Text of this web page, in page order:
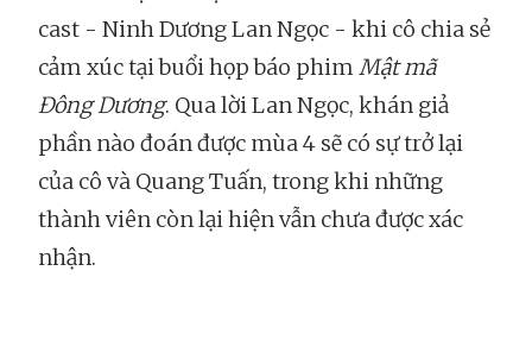
cast - Ninh Dương Lan Ngọc - khi cô chia sẻ
cảm xúc tại buổi họp báo phim Mật mã
Đông Dương. Qua lời Lan Ngọc, khán giả
phần nào đoán được mùa 4 sẽ có sự trở lại
của cô và Quang Tuấn, trong khi những
thành viên còn lại hiện vẫn chưa được xác
nhận.